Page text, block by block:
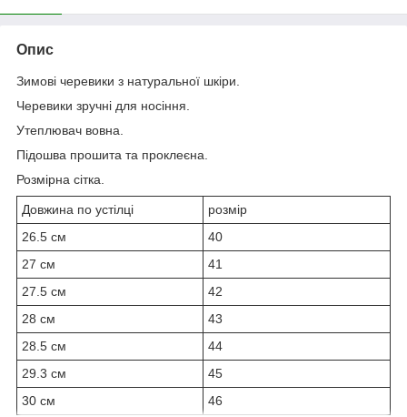
Опис
Зимові черевики з натуральної шкіри.
Черевики зручні для носіння.
Утеплювач вовна.
Підошва прошита та проклеєна.
Розмірна сітка.
Довжина по устілці
розмір
26.5 см
40
27 см
41
27.5 см
42
28 см
43
28.5 см
44
29.3 см
45
30 см
46